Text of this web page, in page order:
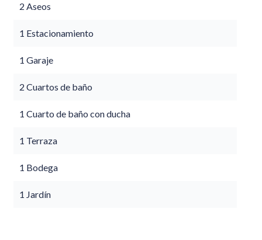
2 Aseos
1 Estacionamiento
1 Garaje
2 Cuartos de baño
1 Cuarto de baño con ducha
1 Terraza
1 Bodega
1 Jardín